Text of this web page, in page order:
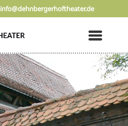
info@dehnbergerhoftheater.de